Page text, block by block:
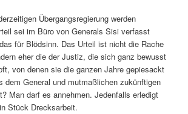
Übergangsregierung werden
sei im Büro von Generals Sisi verfasst
für Blödsinn. Das Urteil ist nicht die Rache
eher die der Justiz, die sich ganz bewusst
von denen sie die ganzen Jahre gepiesackt
dem General und mutmaßlichen zukünftigen
Man darf es annehmen. Jedenfalls erledigt
Stück Drecksarbeit.